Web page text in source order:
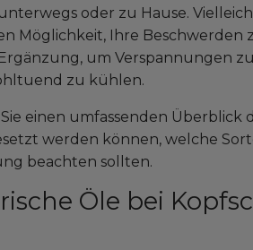
oder zu Hause.
Möglichkeit, Ihre Beschwerden
um Verspannungen zu
zu kühlen.
einen umfassenden Überblick
werden können, welche
beachten sollten.
Öle bei